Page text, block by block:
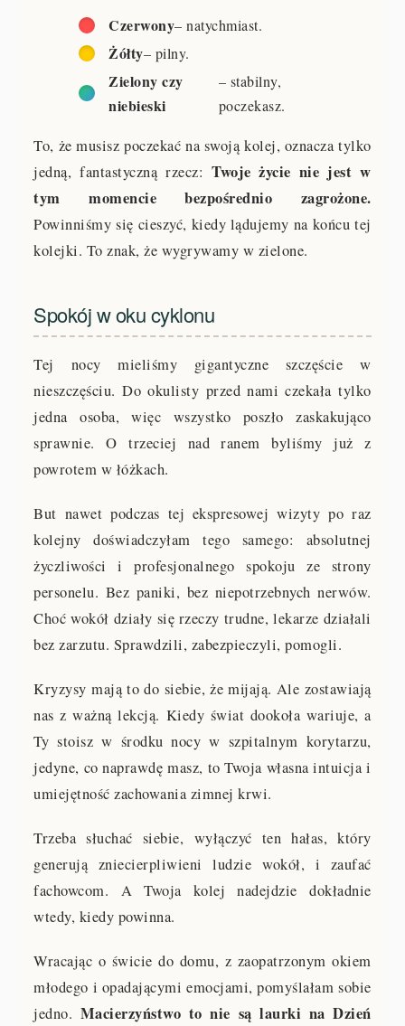
Czerwony– natychmiast.
Żółty– pilny.
Zielony czy
niebieski
– stabilny,
poczekasz.
To, że musisz poczekać na swoją kolej, oznacza tylko
jedną, fantastyczną rzecz:Twoje życie nie jest w
tym momencie bezpośrednio zagrożone.
Powinniśmy się cieszyć, kiedy lądujemy na końcu tej
kolejki. To znak, że wygrywamy w zielone.
Spokój w oku cyklonu
Tej nocy mieliśmy gigantyczne szczęście w
nieszczęściu. Do okulisty przed nami czekała tylko
jedna osoba, więc wszystko poszło zaskakująco
sprawnie. O trzeciej nad ranem byliśmy już z
powrotem w łóżkach.
But nawet podczas tej ekspresowej wizyty po raz
kolejny doświadczyłam tego samego: absolutnej
życzliwości i profesjonalnego spokoju ze strony
personelu. Bez paniki, bez niepotrzebnych nerwów.
Choć wokół działy się rzeczy trudne, lekarze działali
bez zarzutu. Sprawdzili, zabezpieczyli, pomogli.
Kryzysy mają to do siebie, że mijają. Ale zostawiają
nas z ważną lekcją. Kiedy świat dookoła wariuje, a
Ty stoisz w środku nocy w szpitalnym korytarzu,
jedyne, co naprawdę masz, to Twoja własna intuicja i
umiejętność zachowania zimnej krwi.
Trzeba słuchać siebie, wyłączyć ten hałas, który
generują zniecierpliwieni ludzie wokół, i zaufać
fachowcom. A Twoja kolej nadejdzie dokładnie
wtedy, kiedy powinna.
Wracając o świcie do domu, z zaopatrzonym okiem
młodego i opadającymi emocjami, pomyślałam sobie
jedno. Macierzyństwo to nie są laurki na Dzień